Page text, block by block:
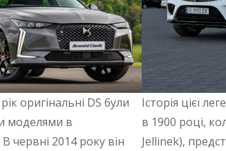
оригінальні DS були
моделями в
В червні 2014 року він
Історія цієї
в 1900 році,
Jellinek),